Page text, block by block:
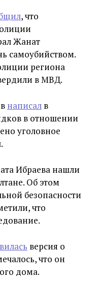
, что
Жанат
самоубийством.
региона
в МВД.
написал в
в отношении
уголовное
Ибраева нашли
Об этом
безопасности
что
версия о
что он
дома.